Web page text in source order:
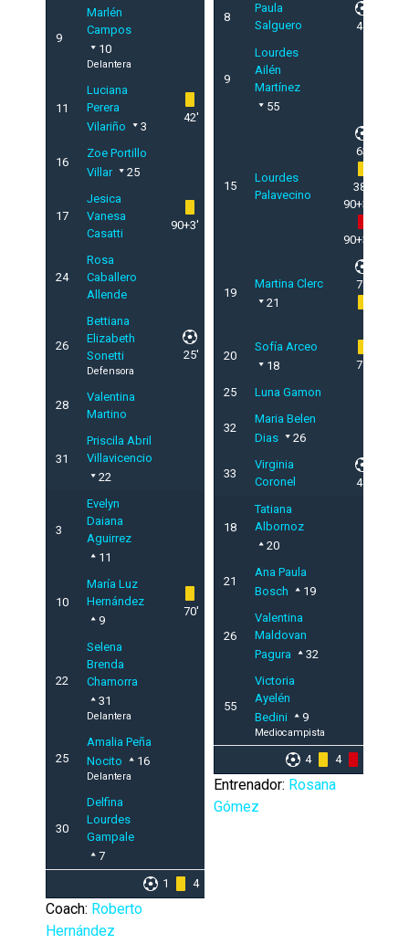
9
Marlén
Campos
10
Delantera
11
Luciana
Perera
Vilariño
3
42'
16
Zoe Portillo
Villar
25
17
Jesica
Vanesa
Casatti
90+3'
24
Rosa
Caballero
Allende
26
Bettiana
Elizabeth
Sonetti
Defensora
25'
28
Valentina
Martino
31
Priscila Abril
Villavicencio
22
3
Evelyn
Daiana
Aguirrez
11
10
María Luz
Hernández
9
70'
22
Selena
Brenda
Chamorra
31
Delantera
25
Amalia Peña
Nocito
16
Delantera
30
Delfina
Lourdes
Gampale
7
1
4
Coach: Roberto
Hernández
8
Paula
Salguero
45'
9
Lourdes
Ailén
Martínez
55
15
Lourdes
Palavecino
63'
38',
90+3'
90+3'
19
Martina Clerc
21
78'
20
Sofía Arceo
18
71'
25
Luna Gamon
32
Maria Belen
Dias
26
33
Virginia
Coronel
48'
18
Tatiana
Albornoz
20
21
Ana Paula
Bosch
19
26
Valentina
Maldovan
Pagura
32
55
Victoria
Ayelén
Bedini
9
Mediocampista
4 4
Entrenador: Rosana
Gómez